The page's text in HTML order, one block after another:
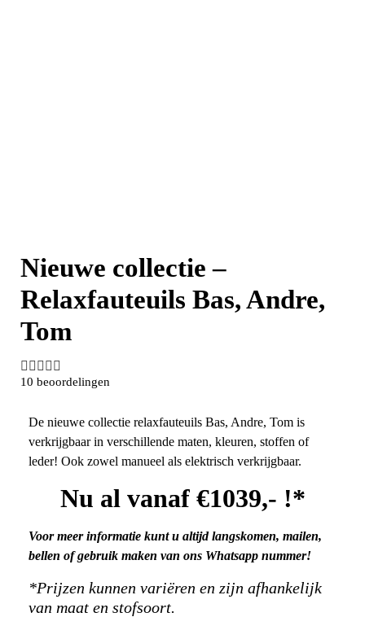
Nieuwe collectie –
Relaxfauteuils Bas, Andre,
Tom
    
10 beoordelingen
De nieuwe collectie relaxfauteuils Bas, Andre, Tom is
verkrijgbaar in verschillende maten, kleuren, stoffen of
leder! Ook zowel manueel als elektrisch verkrijgbaar.
Nu al vanaf €1039,- !*
Voor meer informatie kunt u altijd langskomen, mailen,
bellen of gebruik maken van ons Whatsapp nummer!
*Prijzen kunnen variëren en zijn afhankelijk
van maat en stofsoort.